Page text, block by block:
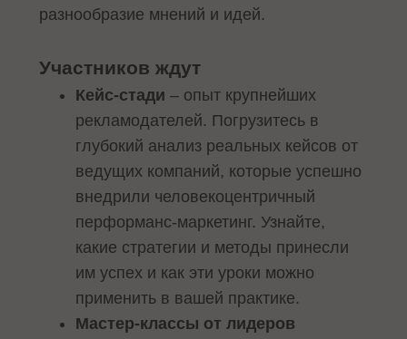
разнообразие мнений и идей.
Участников ждут
Кейс-стади – опыт крупнейших
рекламодателей. Погрузитесь в
глубокий анализ реальных кейсов от
ведущих компаний, которые успешно
внедрили человекоцентричный
перформанс-маркетинг. Узнайте,
какие стратегии и методы принесли
им успех и как эти уроки можно
применить в вашей практике.
Мастер-классы от лидеров